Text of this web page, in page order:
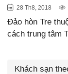
28 Th8, 2018
Đảo hòn Tre
cách trung tâm
Khách sạn